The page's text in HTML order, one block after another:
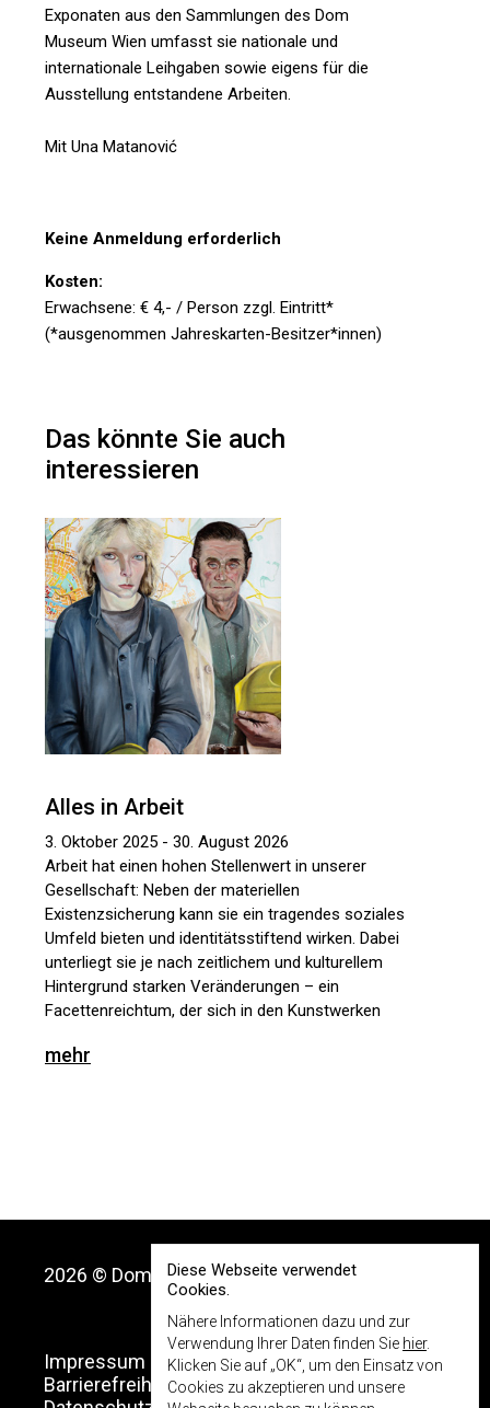
Diese Webseite verwendet
Cookies.
Nähere Informationen dazu und zur
Verwendung Ihrer Daten finden Sie hier.
Klicken Sie auf „OK“, um den Einsatz von
Cookies zu akzeptieren und unsere
Exponaten aus den Sammlungen des Dom
Museum Wien umfasst sie nationale und
internationale Leihgaben sowie eigens für die
Ausstellung entstandene Arbeiten.
Mit Una Matanović
Keine Anmeldung erforderlich
Kosten:
Erwachsene: € 4,- / Person zzgl. Eintritt*
(*ausgenommen Jahreskarten-Besitzer*innen)
Das könnte Sie auch
interessieren
Alles in Arbeit
3. Oktober 2025 - 30. August 2026
Arbeit hat einen hohen Stellenwert in unserer
Gesellschaft: Neben der materiellen
Existenzsicherung kann sie ein tragendes soziales
Umfeld bieten und identitätsstiftend wirken. Dabei
unterliegt sie je nach zeitlichem und kulturellem
Hintergrund starken Veränderungen – ein
Facettenreichtum, der sich in den Kunstwerken
multimediale Werke vom Mittelalter bis zu
mehr
2026 © Dom Museum Wien
Impressum
Barrierefreiheitserklärung